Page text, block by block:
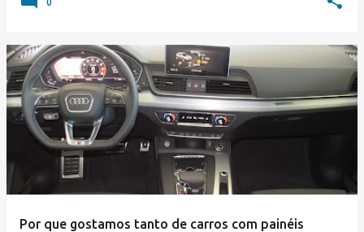
0
Por que gostamos tanto de carros com painéis